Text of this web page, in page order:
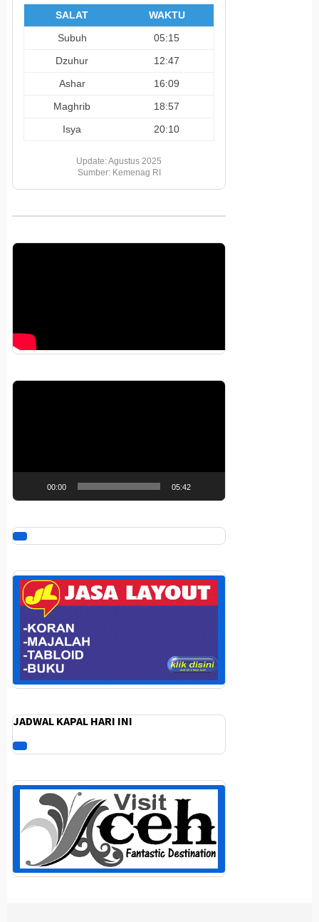
SALAT
WAKTU
Subuh
05:15
Dzuhur
12:47
Ashar
16:09
Maghrib
18:57
Isya
20:10
Update: Agustus 2025
Sumber: Kemenag RI
Pemutar
00:00 05:42
JADWAL KAPAL HARI INI